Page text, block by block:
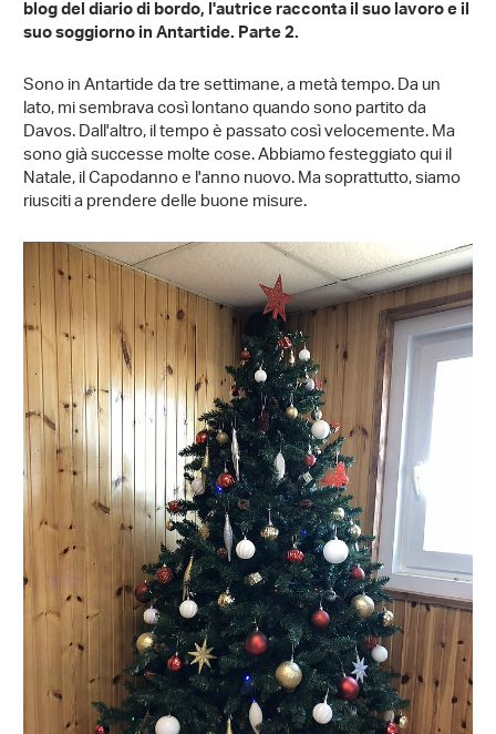
blog del diario di bordo, l'autrice racconta il suo lavoro e il
suo soggiorno in Antartide. Parte 2.
Sono in Antartide da tre settimane, a metà tempo. Da un
lato, mi sembrava così lontano quando sono partito da
Davos. Dall'altro, il tempo è passato così velocemente. Ma
sono già successe molte cose. Abbiamo festeggiato qui il
Natale, il Capodanno e l'anno nuovo. Ma soprattutto, siamo
riusciti a prendere delle buone misure.